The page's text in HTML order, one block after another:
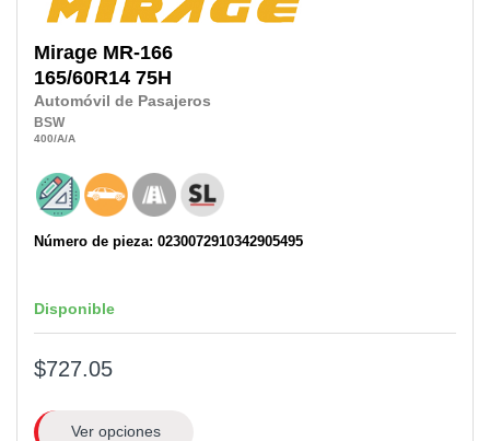
Mirage MR-166
165/60R14 75H
Automóvil de Pasajeros
BSW
400/A/A
Número de pieza: 0230072910342905495
Disponible
$727.05
Ver opciones